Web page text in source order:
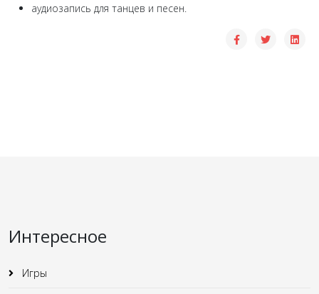
аудиозапись для танцев и песен.
Интересное
Игры